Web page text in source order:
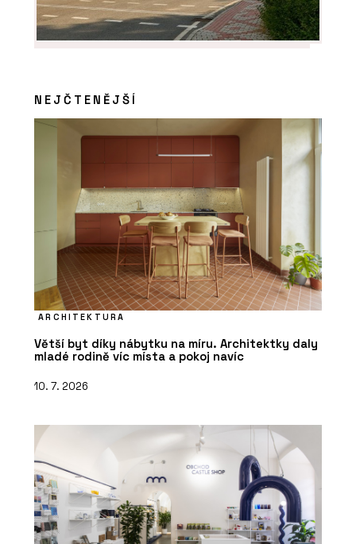
NEJČTENĚJŠÍ
ARCHITEKTURA
Větší byt díky nábytku na míru. Architektky daly
mladé rodině víc místa a pokoj navíc
10. 7. 2026